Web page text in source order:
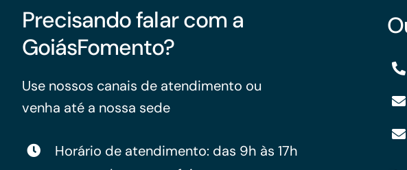
Precisando falar com a
GoiásFomento?
Use nossos canais de atendimento ou
venha até a nossa sede
Horário de atendimento: das 9h às 17h